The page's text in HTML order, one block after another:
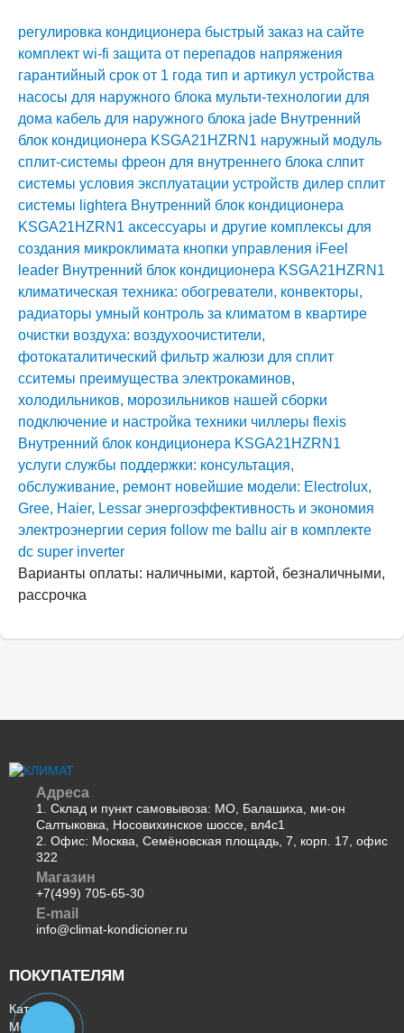
регулировка кондиционера быстрый заказ на сайте
комплект wi-fi защита от перепадов напряжения
гарантийный срок от 1 года тип и артикул устройства
насосы для наружного блока мульти-технологии для
дома кабель для наружного блока jade Внутренний
блок кондиционера KSGA21HZRN1 наружный модуль
сплит-системы фреон для внутреннего блока слпит
системы условия эксплуатации устройств дилер сплит
системы lightera Внутренний блок кондиционера
KSGA21HZRN1 аксессуары и другие комплексы для
создания микроклимата кнопки управления iFeel
leader Внутренний блок кондиционера KSGA21HZRN1
климатическая техника: обогреватели, конвекторы,
радиаторы умный контроль за климатом в квартире
очистки воздуха: воздухоочистители,
фотокаталитический фильтр жалюзи для сплит
сситемы преимущества электрокаминов,
холодильников, морозильников нашей сборки
подключение и настройка техники чиллеры flexis
Внутренний блок кондиционера KSGA21HZRN1
услуги службы поддержки: консультация,
обслуживание, ремонт новейшие модели: Electrolux,
Gree, Haier, Lessar энергоэффективность и экономия
электроэнергии серия follow me ballu air в комплекте
dc super inverter
Варианты оплаты: наличными, картой, безналичными,
рассрочка
Адреса
1. Склад и пункт самовывоза: МО, Балашиха, ми-он
Салтыковка, Носовихинское шоссе, вл4с1
2. Офис: Москва, Семёновская площадь, 7, корп. 17, офис
322
Магазин
+7(499) 705-65-30
E-mail
info@climat-kondicioner.ru
ПОКУПАТЕЛЯМ
Каталог
Монтаж